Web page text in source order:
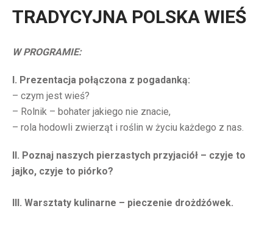
TRADYCYJNA POLSKA WIEŚ
W PROGRAMIE:
I. Prezentacja połączona z pogadanką:
– czym jest wieś?
– Rolnik – bohater jakiego nie znacie,
– rola hodowli zwierząt i roślin w życiu każdego z nas.
II. Poznaj naszych pierzastych przyjaciół – czyje to
jajko, czyje to piórko?
III. Warsztaty kulinarne – pieczenie drożdżówek.